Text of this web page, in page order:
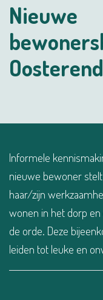
Nieuwe
Oosterend
Informele
nieuwe bewoner
haar/zijn
wonen in het dorp
de orde. Deze
leiden tot leuke en